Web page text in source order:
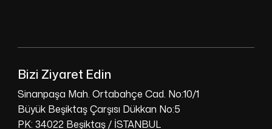
Bizi Ziyaret Edin
Sinanpaşa Mah. Ortabahçe Cad. No:10/1
Büyük Beşiktaş Çarşısı Dükkan No:5
PK: 34022 Beşiktaş / İSTANBUL